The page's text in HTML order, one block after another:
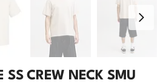
SS CREW NECK SMU